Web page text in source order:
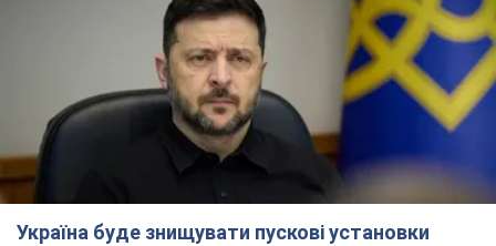
Україна буде знищувати пускові установки